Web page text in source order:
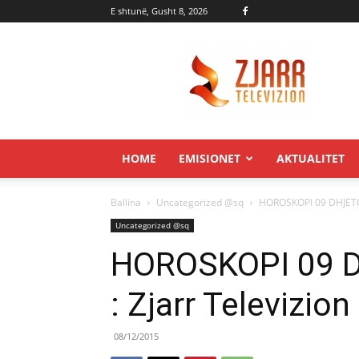
E shtunë, Gusht 8, 2026
HOME EMISIONET AKTUALITET
Ballina Uncategorized @sq HOROSKOPI 09
Uncategorized @sq
HOROSKOPI 09
: Zjarr Televizion
08/12/2015